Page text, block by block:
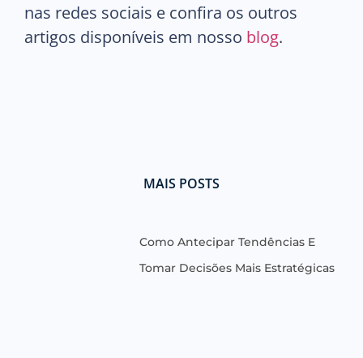
nas redes sociais e confira os outros
artigos disponíveis em nosso blog.
MAIS POSTS
Como Antecipar Tendências E
Tomar Decisões Mais Estratégicas